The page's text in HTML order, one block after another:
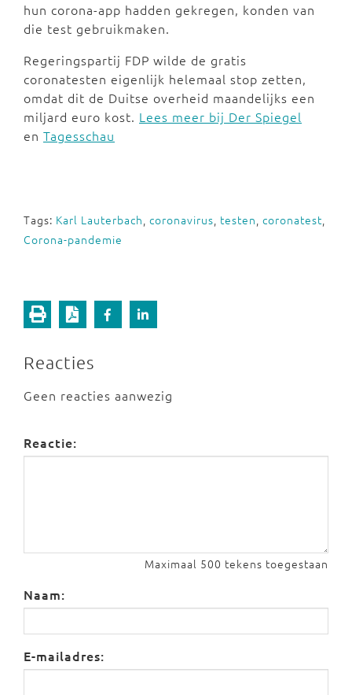
hun corona-app hadden gekregen, konden van
die test gebruikmaken.
Regeringspartij FDP wilde de gratis
coronatesten eigenlijk helemaal stop zetten,
omdat dit de Duitse overheid maandelijks een
miljard euro kost. Lees meer bij Der Spiegel
en Tagesschau
Tags: Karl Lauterbach, coronavirus, testen, coronatest,
Corona-pandemie
Reacties
Geen reacties aanwezig
Reactie:
Maximaal 500 tekens toegestaan
Naam:
E-mailadres: